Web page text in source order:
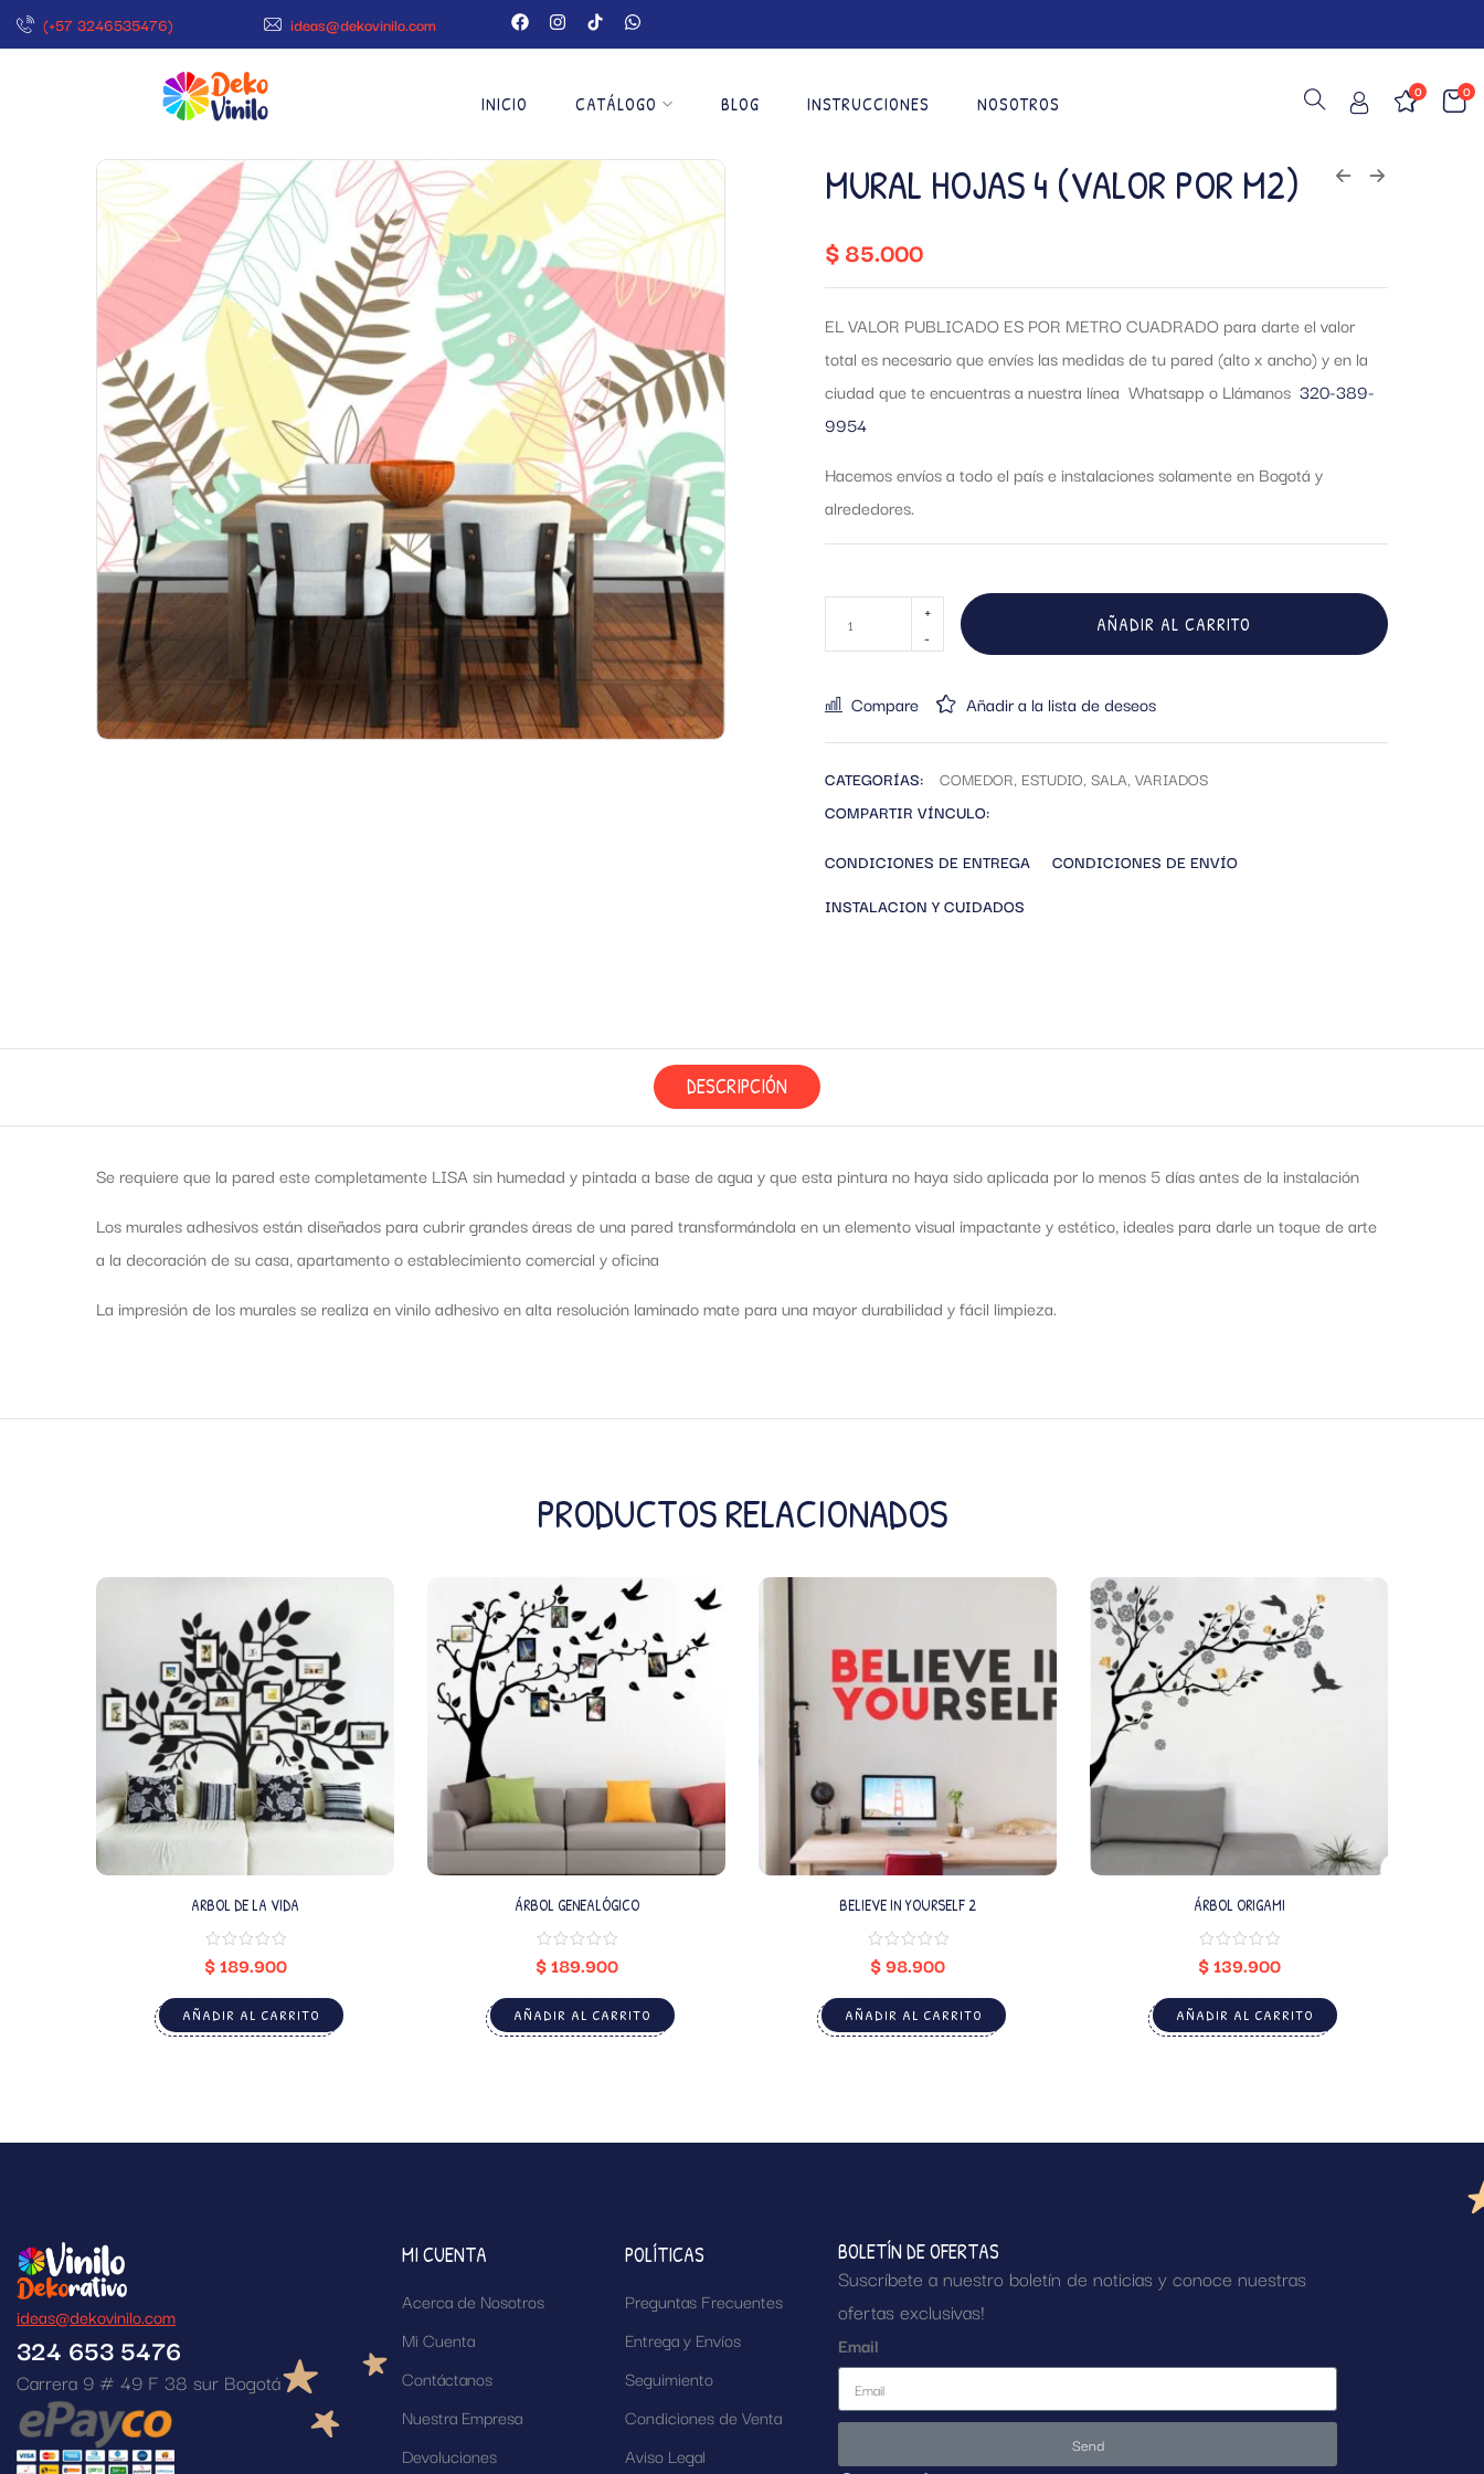
(+57 3246535476) ideas@dekovinilo.com
INICIO CATÁLOGO BLOG INSTRUCCIONES NOSOTROS
0
0
MURAL HOJAS 4 (VALOR POR M2)
$85.000
EL VALOR PUBLICADO ES POR METRO CUADRADO para darte el valor
total es necesario que envíes las medidas de tu pared (alto x ancho) y en la
ciudad que te encuentras a nuestra línea Whatsapp o Llámanos 320-389-
9954
Hacemos envíos a todo el país e instalaciones solamente en Bogotá y
alrededores.
AÑADIR AL CARRITO
Compare Añadir a la lista de deseos
CATEGORÍAS: COMEDOR, ESTUDIO, SALA, VARIADOS
COMPARTIR VÍNCULO:
CONDICIONES DE ENTREGA
CONDICIONES DE ENVÍO
INSTALACION Y CUIDADOS
DESCRIPCIÓN
Se requiere que la pared este completamente LISA sin humedad y pintada a base de agua y que esta pintura no haya sido aplicada por lo menos 5 días antes de la instalación
Los murales adhesivos están diseñados para cubrir grandes áreas de una pared transformándola en un elemento visual impactante y estético, ideales para darle un toque de arte
a la decoración de su casa, apartamento o establecimiento comercial y oficina
La impresión de los murales se realiza en vinilo adhesivo en alta resolución laminado mate para una mayor durabilidad y fácil limpieza.
PRODUCTOS RELACIONADOS
ARBOL DE LA VIDA
$189.900
AÑADIR AL CARRITO
ÁRBOL GENEALÓGICO
$189.900
AÑADIR AL CARRITO
BELIEVE IN YOURSELF 2
$98.900
AÑADIR AL CARRITO
ÁRBOL ORIGAMI
$139.900
AÑADIR AL CARRITO
ideas@dekovinilo.com
324 653 5476
Carrera 9 # 49 F 38 sur Bogotá
MI CUENTA
Acerca de Nosotros
Mi Cuenta
Contáctanos
Nuestra Empresa
Devoluciones
POLÍTICAS
Preguntas Frecuentes
Entrega y Envíos
Seguimiento
Condiciones de Venta
Aviso Legal
BOLETÍN DE OFERTAS
Suscríbete a nuestro boletín de noticias y conoce nuestras
ofertas exclusivas!
Email
Send